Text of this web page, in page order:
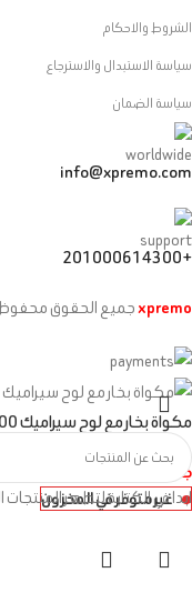
الشروط والاحكام
سياسة الاستبدال والاسترجاع
سياسة الضمان
info@xpremo.com
+201000614300
xpremoجميع الحقوق
ابدا في الكتابة لتظهر
مكواة بخار مع لوح سيراميك 2600 واط من لومابيلا
جنيه
1,500
غير متوفر في المخزون